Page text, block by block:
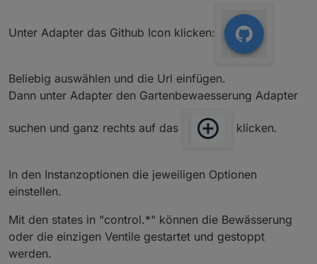
Unter Adapter das Github Icon klicken:
Beliebig auswählen und die Url einfügen.
Dann unter Adapter den Gartenbewaesserung Adapter
suchen und ganz rechts auf das klicken.
In den Instanzoptionen die jeweiligen Optionen
einstellen.
Mit den states in "control.*" können die Bewässerung
oder die einzigen Ventile gestartet und gestoppt
werden.